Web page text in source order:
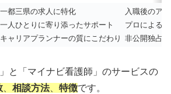
一都三県の求人に特化
一人ひとりに寄り添ったサポート
キャリアプランナーの質にこだわり
入職後のア
プロによる
非公開独占
と「マイナビ看護師」のサービスの
相談方法、 特徴です。